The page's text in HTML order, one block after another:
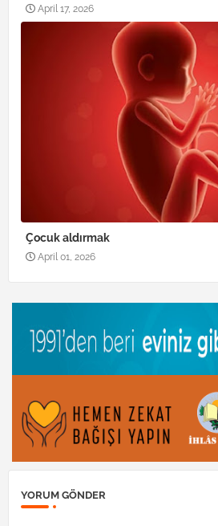
April 17, 2026
Çocuk aldırmak
April 01, 2026
YORUM GÖNDER